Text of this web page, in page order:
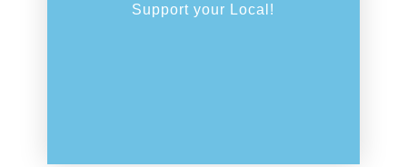
Support your Local!